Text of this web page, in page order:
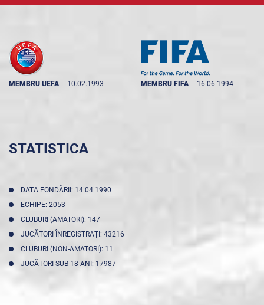
MEMBRU UEFA -- 10.02.1993 MEMBRU FIFA -- 16.06.1994
STATISTICA
DATA FONDĂRII: 14.04.1990
ECHIPE: 2053
CLUBURI (AMATORI): 147
JUCĂTORI ÎNREGISTRAŢI: 43216
CLUBURI (NON-AMATORI): 11
JUCĂTORI SUB 18 ANI: 17987